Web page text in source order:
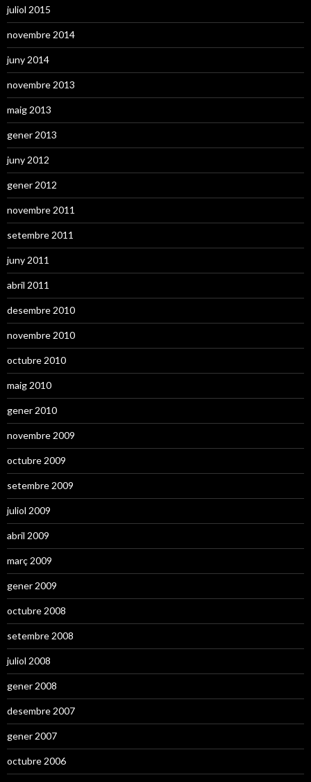
juliol 2015
novembre 2014
juny 2014
novembre 2013
maig 2013
gener 2013
juny 2012
gener 2012
novembre 2011
setembre 2011
juny 2011
abril 2011
desembre 2010
novembre 2010
octubre 2010
maig 2010
gener 2010
novembre 2009
octubre 2009
setembre 2009
juliol 2009
abril 2009
març 2009
gener 2009
octubre 2008
setembre 2008
juliol 2008
gener 2008
desembre 2007
gener 2007
octubre 2006